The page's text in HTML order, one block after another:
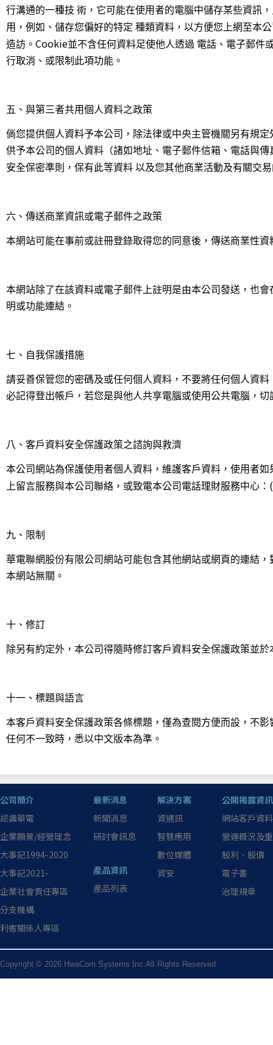
行溝通的一種技 術，它可能在使用者的電腦中儲存某些資訊
用，例如、儲存您偏好的特定 種類資料，以方便您上網至本
造訪。 Cookie並不含任何資料足使他人透過 電話、電子郵件
行取消、或限制此項功能。
五、與第三者共用個人資料之政策
倘您提供個人資料予本公司，除法律或中央主管機關另有規
供予本公司的個人資料（諸如地址、電子郵件信箱、電話與
安全保密準則，保有此等資料 以及您其他商業活動及有關交
六、傳送商業資訊或電子郵件之政策
本網站可能在事前或註冊登錄取得您的同意後，傳送商業性資
本網站除了在該資料或電子郵件上註明是由本公司發送，也
明或功能連結。
七、自我保護措施
請妥善保管您的密碼及或任何個人資料，不要將任何個人資
必記得登出帳戶，若您是與他人共享電腦或使用公共電腦，
八、客戶資料安全保護政策之諮詢與救濟
本公司網站為保護使用者個人資料，維護客戶資料，使用者
上留言服務與本公司聯絡，或致電本公司電話理財服務中心：
九、限制
華電聯網股份有限公司網站可能包含其他網站或網頁的連結
本網站無關。
十、修訂
除另有約定外，本公司得隨時修訂客戶資料安全保護政策並
十一、標題與語言
本客戶資料安全保護政策各條標題，僅為查閱方便而設，不
任何不一致時，悉以中文版本為準。
公司簡介
認識華電
企業願景/經營理念
大事記1994-2020
大事記2021-
企業社會責任專區
分支機構
利害關係人專區
最新消息
新聞消息
研討會訊息
產品資訊
產品列表
解決方案
資通訊
智慧應用
數位媒體
資安
公開揭露資訊
網站客戶資
營運概況及
股利、股價
電子書
治理規章
Copyright © 2026 HwaCom Systems Inc.All Rights Reserved